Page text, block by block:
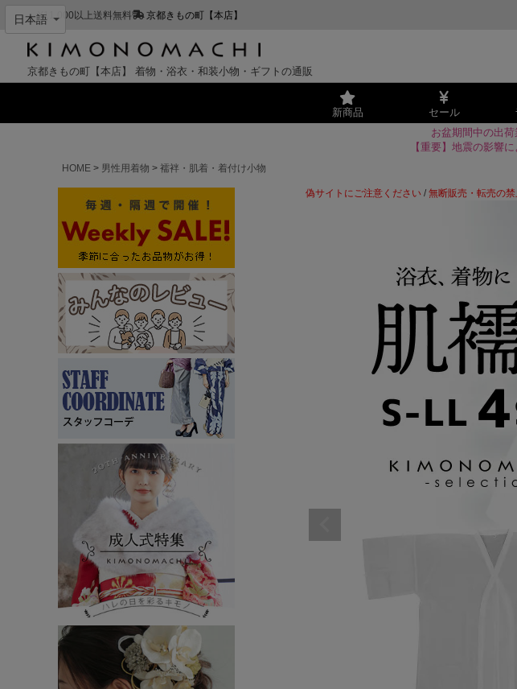
¥11,000以上送料無料 京都きもの町【本店】
京都きもの町【本店】 着物・浴衣・和装小物・ギフトの通販
新商品 セール
お盆期間中の出
【重要】地震の影響
HOME
男性用着物 襦袢・肌着・着付け小物
偽サイトにご注意ください / 無断販売・転売の